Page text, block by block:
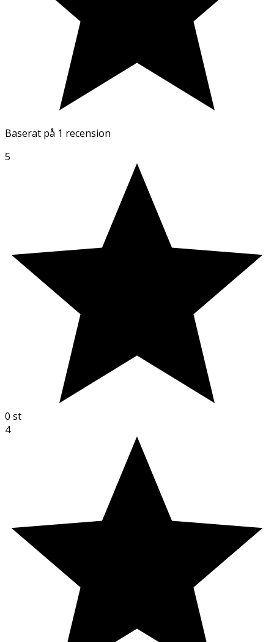
Baserat på 1 recension
5
0 st
4